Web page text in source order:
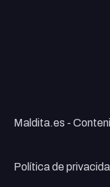
Maldita.es -
Política de